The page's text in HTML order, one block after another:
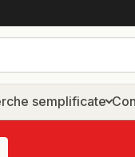
semplificate